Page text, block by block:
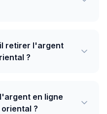
retirer l'argent
?
en ligne
?